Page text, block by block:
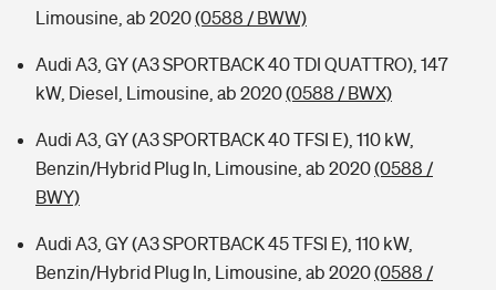
Limousine, ab 2020(0588 / BWW)
Audi A3, GY (A3 SPORTBACK 40 TDI QUATTRO), 147
kW, Diesel, Limousine, ab 2020(0588 / BWX)
Audi A3, GY (A3 SPORTBACK 40 TFSI E), 110 kW,
Benzin/Hybrid Plug In, Limousine, ab 2020(0588 /
BWY)
Audi A3, GY (A3 SPORTBACK 45 TFSI E), 110 kW,
Benzin/Hybrid Plug In, Limousine, ab 2020(0588 /